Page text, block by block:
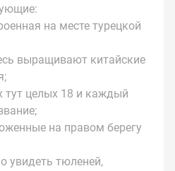
на месте турецкой
выращивают китайские
тут целых 18 и каждый
на правом берегу
увидеть тюленей,